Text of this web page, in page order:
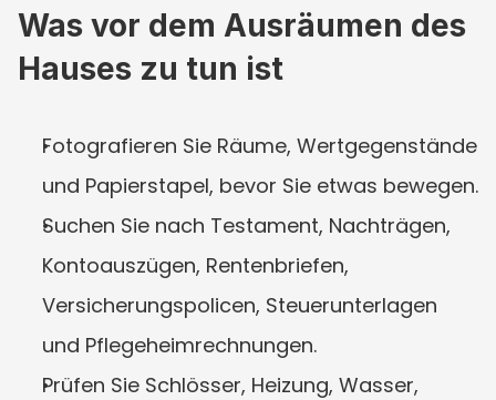
Was vor dem Ausräumen des
Hauses zu tun ist
Fotografieren Sie Räume, Wertgegenstände
und Papierstapel, bevor Sie etwas bewegen.
Suchen Sie nach Testament, Nachträgen,
Kontoauszügen, Rentenbriefen,
Versicherungspolicen, Steuerunterlagen
und Pflegeheimrechnungen.
Prüfen Sie Schlösser, Heizung, Wasser,